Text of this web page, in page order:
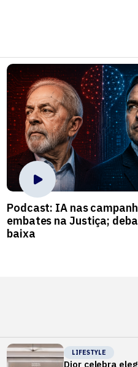
Podcast: IA nas
embates na Justiça;
baixa
LIFESTYLE
Dior celebra